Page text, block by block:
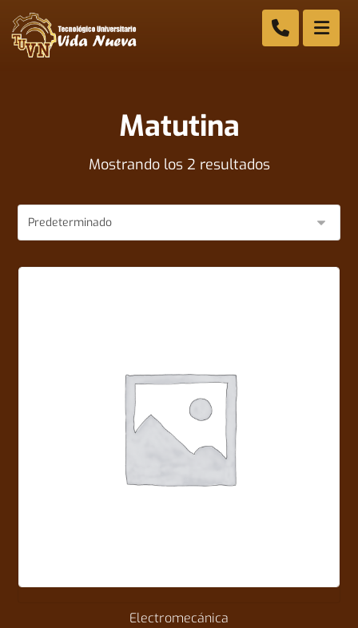
Matutina
Mostrando los 2 resultados
Electromecánica